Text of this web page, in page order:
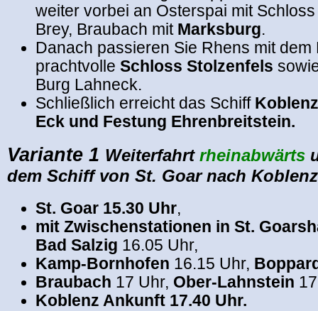
weiter vorbei an Osterspai mit
Brey, Braubach mit Marksburg.
Danach passieren Sie Rhens mit dem
prachtvolle Schloss Stolzenfels
Burg Lahneck.
Schließlich erreicht das Schiff
Eck und Festung Ehrenbreitstein.
Variante 1 Weiterfahrt rheinabwärts
dem Schiff von St. Goar nach Koblenz
St. Goar 15.30 Uhr,
mit Zwischenstationen in St.
Bad Salzig 16.05 Uhr,
Kamp-Bornhofen 16.15 Uhr,
Braubach 17 Uhr, Ober-Lahnstein
Koblenz Ankunft 17.40 Uhr.